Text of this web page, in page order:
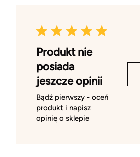
Produkt nie
posiada
jeszcze opinii
Bądź pierwszy - oceń
produkt i napisz
opinię o sklepie